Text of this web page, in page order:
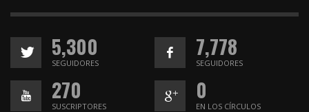
5,300
SEGUIDORES
7,778
SEGUIDORES
270
SUSCRIPTORES
0
EN LOS CÍRCULOS